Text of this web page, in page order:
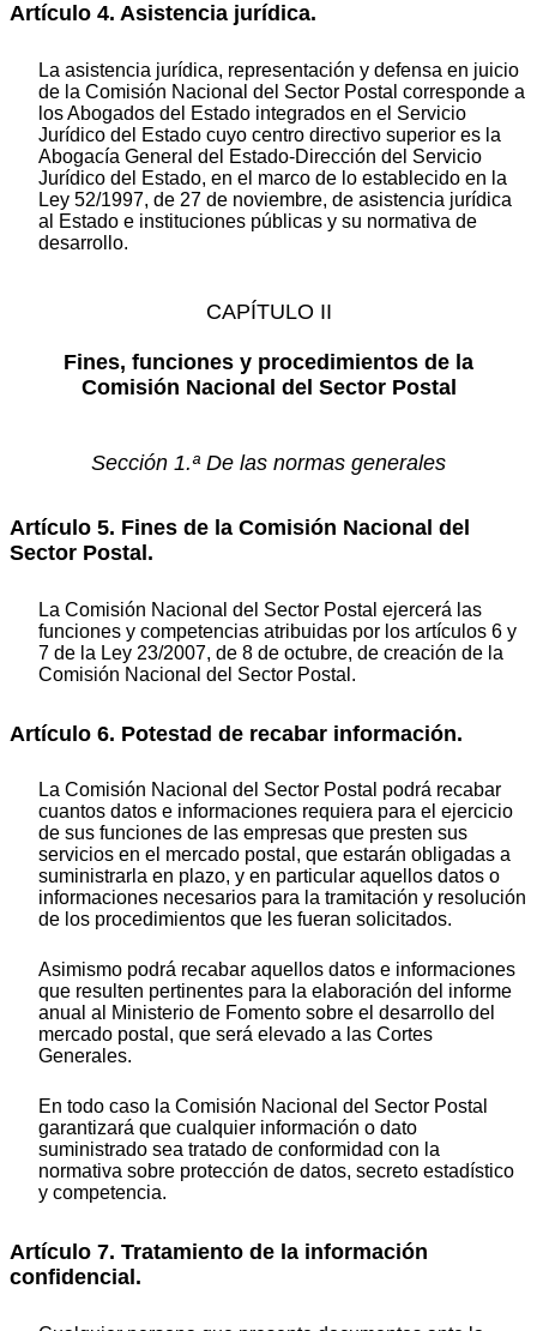
Artículo 4. Asistencia jurídica.
La asistencia jurídica, representación y defensa en juicio
de la Comisión Nacional del Sector Postal corresponde a
los Abogados del Estado integrados en el Servicio
Jurídico del Estado cuyo centro directivo superior es la
Abogacía General del Estado-Dirección del Servicio
Jurídico del Estado, en el marco de lo establecido en la
Ley 52/1997, de 27 de noviembre, de asistencia jurídica
al Estado e instituciones públicas y su normativa de
desarrollo.
CAPÍTULO II
Fines, funciones y procedimientos de la
Comisión Nacional del Sector Postal
Sección 1.ª De las normas generales
Artículo 5. Fines de la Comisión Nacional del
Sector Postal.
La Comisión Nacional del Sector Postal ejercerá las
funciones y competencias atribuidas por los artículos 6 y
7 de la Ley 23/2007, de 8 de octubre, de creación de la
Comisión Nacional del Sector Postal.
Artículo 6. Potestad de recabar información.
La Comisión Nacional del Sector Postal podrá recabar
cuantos datos e informaciones requiera para el ejercicio
de sus funciones de las empresas que presten sus
servicios en el mercado postal, que estarán obligadas a
suministrarla en plazo, y en particular aquellos datos o
informaciones necesarios para la tramitación y resolución
de los procedimientos que les fueran solicitados.
Asimismo podrá recabar aquellos datos e informaciones
que resulten pertinentes para la elaboración del informe
anual al Ministerio de Fomento sobre el desarrollo del
mercado postal, que será elevado a las Cortes
Generales.
En todo caso la Comisión Nacional del Sector Postal
garantizará que cualquier información o dato
suministrado sea tratado de conformidad con la
normativa sobre protección de datos, secreto estadístico
y competencia.
Artículo 7. Tratamiento de la información
confidencial.